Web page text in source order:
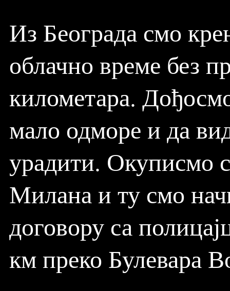
Из Београда смо
облачно време без
километара.
мало одморе и да
урадити. Окуписмо
Милана и ту смо
договору са
км преко Булевара